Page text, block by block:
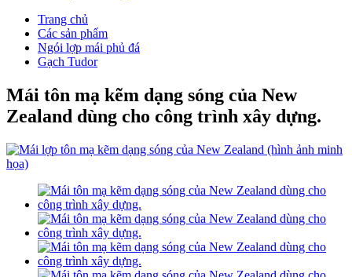
Trang chủ
Các sản phẩm
Ngói lợp mái phủ đá
Gạch Tudor
Mái tôn mạ kẽm dạng sóng của New
Zealand dùng cho công trình xây dựng.